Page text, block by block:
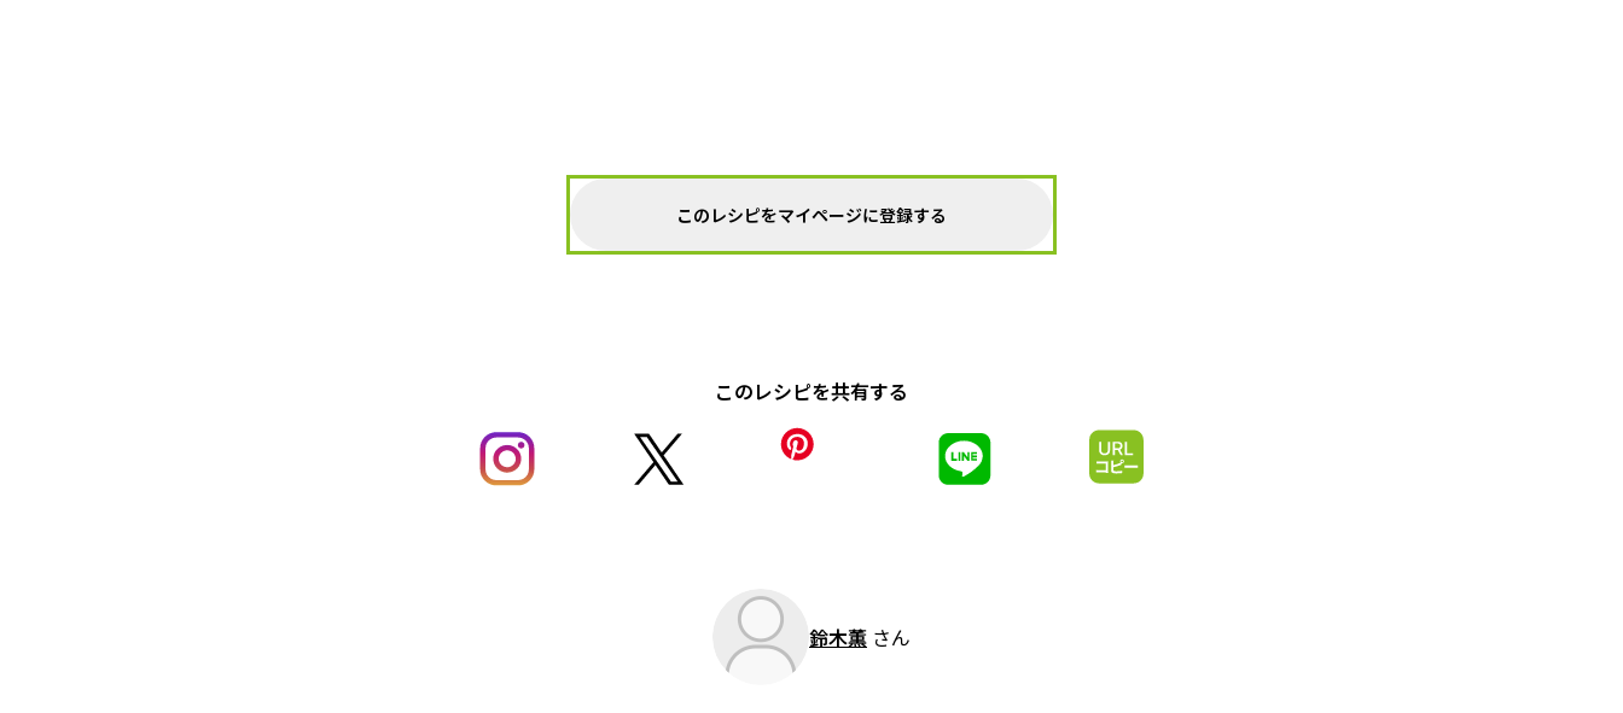
このレシピをマイページに登録する
このレシピを共有する
鈴木薫 さん